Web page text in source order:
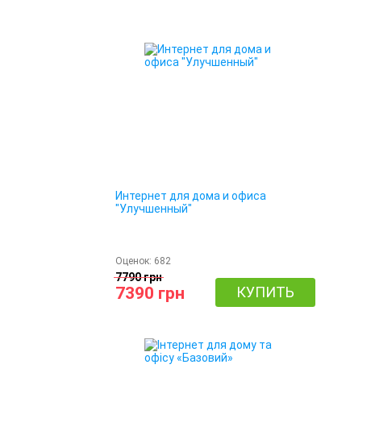
Интернет для дома и офиса
"Улучшенный"
Оценок: 682
7790 грн
7390 грн КУПИТЬ